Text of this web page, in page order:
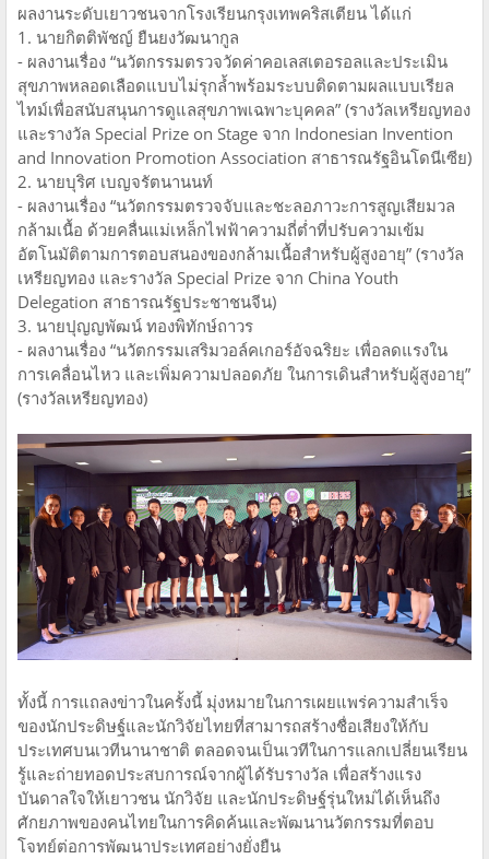
ผลงานระดับเยาวชนจากโรงเรียนกรุงเทพคริสเตียน ได้แก่
1. นายกิตติพัชญ์ ยืนยงวัฒนากูล
- ผลงานเรื่อง “นวัตกรรมตรวจวัดค่าคอเลสเตอรอลและประเมิน
สุขภาพหลอดเลือดแบบไม่รุกล้ำพร้อมระบบติดตามผลแบบเรียล
ไทม์เพื่อสนับสนุนการดูแลสุขภาพเฉพาะบุคคล” (รางวัลเหรียญทอง
และรางวัล Special Prize on Stage จาก Indonesian Invention
and Innovation Promotion Association สาธารณรัฐอินโดนีเซีย)
2. นายบุริศ เบญจรัตนานนท์
- ผลงานเรื่อง “นวัตกรรมตรวจจับและชะลอภาวะการสูญเสียมวล
กล้ามเนื้อ ด้วยคลื่นแม่เหล็กไฟฟ้าความถี่ต่ำที่ปรับความเข้ม
อัตโนมัติตามการตอบสนองของกล้ามเนื้อสำหรับผู้สูงอายุ” (รางวัล
เหรียญทอง และรางวัล Special Prize จาก China Youth
Delegation สาธารณรัฐประชาชนจีน)
3. นายปุญญพัฒน์ ทองพิทักษ์ถาวร
- ผลงานเรื่อง “นวัตกรรมเสริมวอล์คเกอร์อัจฉริยะ เพื่อลดแรงใน
การเคลื่อนไหว และเพิ่มความปลอดภัย ในการเดินสำหรับผู้สูงอายุ”
(รางวัลเหรียญทอง)
ทั้งนี้ การแถลงข่าวในครั้งนี้ มุ่งหมายในการเผยแพร่ความสำเร็จ
ของนักประดิษฐ์และนักวิจัยไทยที่สามารถสร้างชื่อเสียงให้กับ
ประเทศบนเวทีนานาชาติ ตลอดจนเป็นเวทีในการแลกเปลี่ยนเรียน
รู้และถ่ายทอดประสบการณ์จากผู้ได้รับรางวัล เพื่อสร้างแรง
บันดาลใจให้เยาวชน นักวิจัย และนักประดิษฐ์รุ่นใหม่ได้เห็นถึง
ศักยภาพของคนไทยในการคิดค้นและพัฒนานวัตกรรมที่ตอบ
โจทย์ต่อการพัฒนาประเทศอย่างยั่งยืน